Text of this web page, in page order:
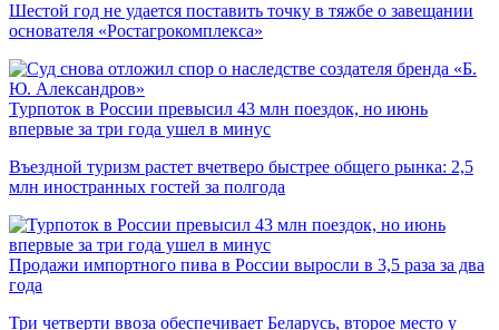
Шестой год не удается поставить точку в тяжбе о завещании
основателя «Ростагрокомплекса»
Турпоток в России превысил 43 млн поездок, но июнь
впервые за три года ушел в минус
Въездной туризм растет вчетверо быстрее общего рынка: 2,5
млн иностранных гостей за полгода
Продажи импортного пива в России выросли в 3,5 раза за два
года
Три четверти ввоза обеспечивает Беларусь, второе место у